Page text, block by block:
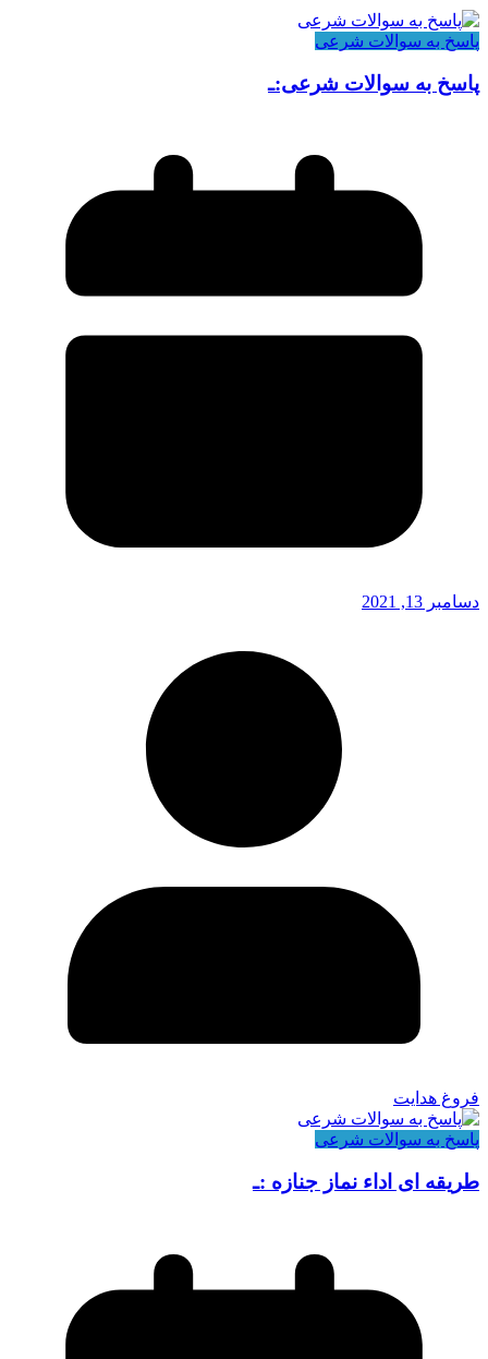
پاسخ به سوالات شرعی
پاسخ به سوالات شرعی:ـ
دسامبر 13, 2021
فروغ هدایت
پاسخ به سوالات شرعی
طریقه ای اداء نماز جنازه :ـ